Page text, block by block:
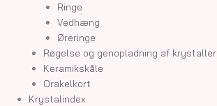
Ringe
Vedhæng
Øreringe
Røgelse og genopladning af krystaller
Keramikskåle
Orakelkort
Krystalindex